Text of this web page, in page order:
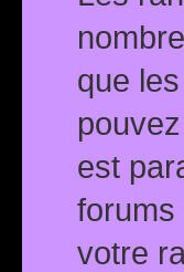
que
est
votre